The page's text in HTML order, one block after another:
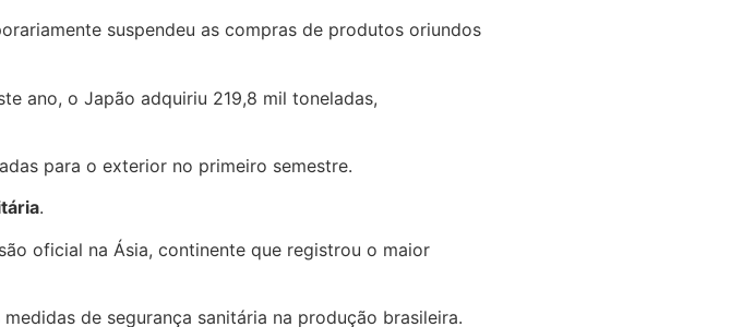
suspendeu as compras de produtos oriundos
ano, o Japão adquiriu 219,8 mil toneladas,
para o exterior no primeiro semestre.
.
oficial na Ásia, continente que registrou o maior
de segurança sanitária na produção brasileira.